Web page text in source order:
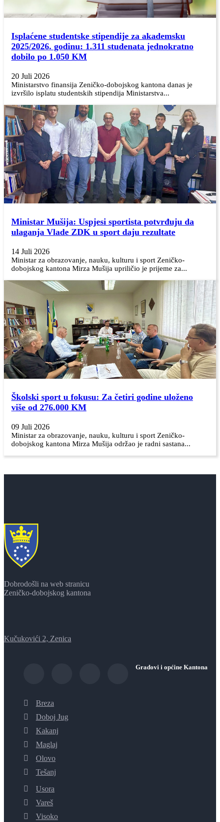
Isplaćene studentske stipendije za akademsku
2025/2026. godinu: 1.311 studenata jednokratno
dobilo po 1.050 KM
20 Juli 2026
Ministarstvo finansija Zeničko-dobojskog kantona danas je
izvršilo isplatu studentskih stipendija Ministarstva...
Ministar Mušija: Uspjesi sportista potvrđuju da
ulaganja Vlade ZDK u sport daju rezultate
14 Juli 2026
Ministar za obrazovanje, nauku, kulturu i sport Zeničko-
dobojskog kantona Mirza Mušija upriličio je prijeme za...
Školski sport u fokusu: Za četiri godine uloženo
više od 276.000 KM
09 Juli 2026
Ministar za obrazovanje, nauku, kulturu i sport Zeničko-
dobojskog kantona Mirza Mušija održao je radni sastana...
Dobrodošli na web stranicu
Zeničko-dobojskog kantona
Kučukovići 2, Zenica
Gradovi i općine Kantona
Breza
Doboj Jug
Kakanj
Maglaj
Olovo
Tešanj
Usora
Vareš
Visoko